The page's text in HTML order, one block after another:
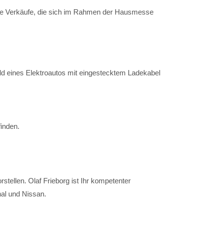
Verkäufe, die sich im Rahmen der Hausmesse
Olaf Frieborg ist Ihr kompetenter
und Nissan.